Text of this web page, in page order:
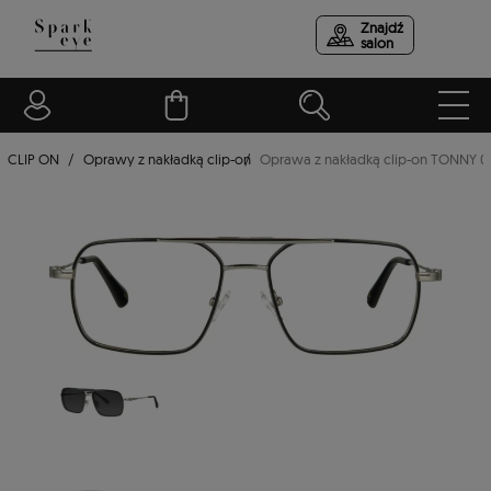
Znajdź
salon
CLIP ON Oprawy z nakładką clip-on Oprawa z nakładką clip-on TONNY